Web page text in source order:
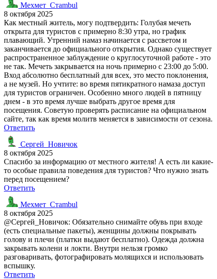
Мехмет_Стаmbul
8 октября 2025
Как местный житель, могу подтвердить: Голубая мечеть
открыта для туристов с примерно 8:30 утра, но график
плавающий. Утренний намаз начинается с рассветом и
заканчивается до официального открытия. Однако существует
распространенное заблуждение о круглосуточной работе - это
не так. Мечеть закрывается на ночь примерно с 23:00 до 5:00.
Вход абсолютно бесплатный для всех, это место поклонения,
а не музей. Но учтите: во время пятикратного намаза доступ
для туристов ограничен. Особенно много людей в пятницу
днем - в это время лучше выбрать другое время для
посещения. Советую проверять расписание на официальном
сайте, так как время молитв меняется в зависимости от сезона.
Ответить
Сергей_Новичок
8 октября 2025
Спасибо за информацию от местного жителя! А есть ли какие-
то особые правила поведения для туристов? Что нужно знать
перед посещением?
Ответить
Мехмет_Стаmbul
8 октября 2025
@Сергей_Новичок: Обязательно снимайте обувь при входе
(есть специальные пакеты), женщины должны покрывать
голову и плечи (платки выдают бесплатно). Одежда должна
закрывать колени и локти. Внутри нельзя громко
разговаривать, фотографировать молящихся и использовать
вспышку.
Ответить